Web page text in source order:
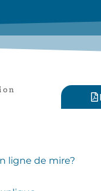
ligne de mire?